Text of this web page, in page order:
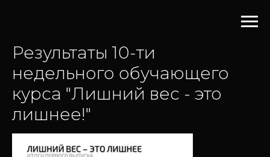
Результаты 10-ти
недельного обучающего
курса "Лишний вес - это
лишнее!"